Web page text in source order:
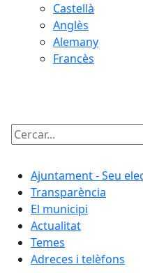
Castellà
Anglès
Alemany
Francès
Cercar:
Ajuntament - Seu
Transparència
El municipi
Actualitat
Temes
Adreces i telèfons